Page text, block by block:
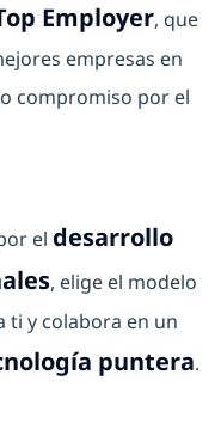
Employer, que
empresas en
compromiso por el
el desarrollo
, elige el modelo
ti y colabora en un
puntera.